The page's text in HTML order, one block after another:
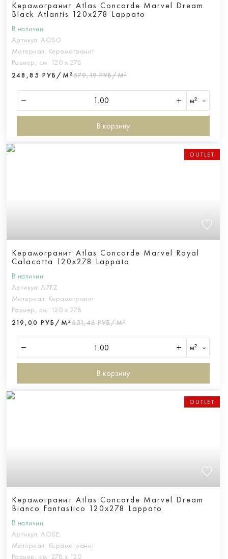
Керамогранит Atlas Concorde Marvel Dream
Black Atlantis 120x278 Lappato
В наличии
Артикул: AOSG
Материал: Керамогранит
Размер, см: 120 х 278
248,85 РУБ/М²579,19 РУБ/М²
м²
В корзину
OUTLET
Керамогранит Atlas Concorde Marvel Royal
Calacatta 120x278 Lappato
В наличии
Артикул: A7FZ
Материал: Керамогранит
Размер, см: 120 х 278
219,00 РУБ/М²631,46 РУБ/М²
м²
В корзину
OUTLET
Керамогранит Atlas Concorde Marvel Dream
Bianco Fantastico 120x278 Lappato
В наличии
Артикул: AOSE
Материал: Керамогранит
Размер, см: 278 х 120